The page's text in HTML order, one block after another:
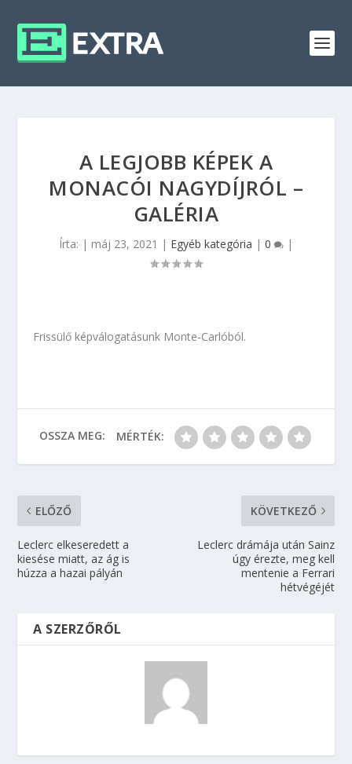
A LEGJOBB KÉPEK A
MONACÓI NAGYDÍJRÓL –
GALÉRIA
Írta: | máj 23, 2021 | Egyéb kategória | 0 |
Frissülő képválogatásunk Monte-Carlóból.
OSSZA MEG: MÉRTÉK:
ELŐZŐ
Leclerc elkeseredett a
kiesése miatt, az ág is
húzza a hazai pályán
KÖVETKEZŐ
Leclerc drámája után Sainz
úgy érezte, meg kell
mentenie a Ferrari
hétvégéjét
A SZERZŐRŐL